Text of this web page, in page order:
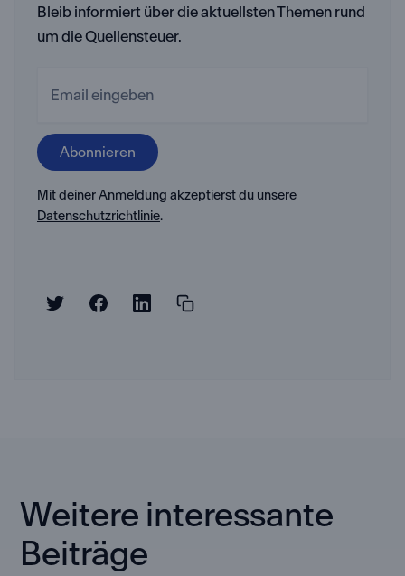
Bleib informiert über die aktuellsten Themen rund
um die Quellensteuer.
Mit deiner Anmeldung akzeptierst du unsere
Datenschutzrichtlinie.
Weitere interessante
Beiträge